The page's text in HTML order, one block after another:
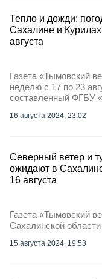
Тепло и дожди:
Сахалине и
августа
Газета «Тымовский
неделю с 17 по 23
составленный ФГБУ
16 августа 2024, 23:02
Северный ветер и
ожидают в
16 августа
Газета «Тымовский
Сахалинской
15 августа 2024, 19:53